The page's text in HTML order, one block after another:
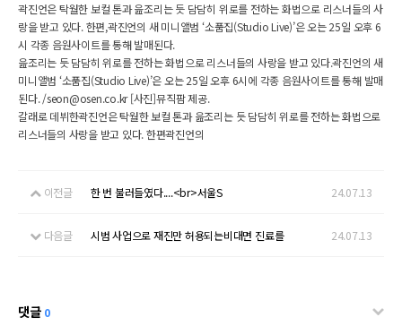
곽진언은 탁월한 보컬 톤과 읊조리는 듯 담담히 위로를 전하는 화법으로 리스너들의 사
랑을 받고 있다. 한편,곽진언의 새 미니앨범 ‘소품집(Studio Live)’은 오는 25일 오후 6
시 각종 음원사이트를 통해 발매된다.
읊조리는 듯 담담히 위로를 전하는 화법으로 리스너들의 사랑을 받고 있다.곽진언의 새
미니앨범 ‘소품집(Studio Live)’은 오는 25일 오후 6시에 각종 음원사이트를 통해 발매
된다. /seon@osen.co.kr [사진]뮤직팜 제공.
갈래로 데뷔한곽진언은 탁월한 보컬 톤과 읊조리는 듯 담담히 위로를 전하는 화법으로
리스너들의 사랑을 받고 있다. 한편곽진언의
이전글 한 번 불러들였다....<br>서울S 24.07.13
다음글 시범 사업으로 재진만 허용되는비대면 진료를 24.07.13
댓글 0